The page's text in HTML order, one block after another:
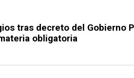
tras decreto del Gobierno
obligatoria